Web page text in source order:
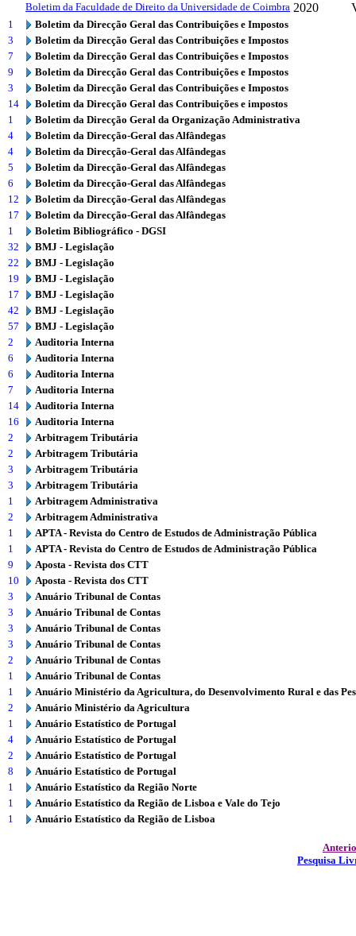
Boletim da Faculdade de Direito da Universidade de Coimbra 2020
1
Boletim da Direcção Geral das Contribuições e Impostos
3
Boletim da Direcção Geral das Contribuições e Impostos
7
Boletim da Direcção Geral das Contribuições e Impostos
9
Boletim da Direcção Geral das Contribuições e Impostos
3
Boletim da Direcção Geral das Contribuições e Impostos
14
Boletim da Direcção Geral das Contribuições e impostos
1
Boletim da Direcção Geral da Organização Administrativa
4
Boletim da Direcção-Geral das Alfândegas
4
Boletim da Direcção-Geral das Alfândegas
5
Boletim da Direcção-Geral das Alfândegas
6
Boletim da Direcção-Geral das Alfândegas
12
Boletim da Direcção-Geral das Alfândegas
17
Boletim da Direcção-Geral das Alfândegas
1
Boletim Bibliográfico - DGSI
32
BMJ - Legislação
22
BMJ - Legislação
19
BMJ - Legislação
17
BMJ - Legislação
42
BMJ - Legislação
57
BMJ - Legislação
2
Auditoria Interna
6
Auditoria Interna
6
Auditoria Interna
7
Auditoria Interna
14
Auditoria Interna
16
Auditoria Interna
2
Arbitragem Tributária
2
Arbitragem Tributária
3
Arbitragem Tributária
3
Arbitragem Tributária
1
Arbitragem Administrativa
2
Arbitragem Administrativa
1
APTA - Revista do Centro de Estudos de Administração Pública
1
APTA - Revista do Centro de Estudos de Administração Pública
9
Aposta - Revista dos CTT
10
Aposta - Revista dos CTT
3
Anuário Tribunal de Contas
3
Anuário Tribunal de Contas
3
Anuário Tribunal de Contas
3
Anuário Tribunal de Contas
2
Anuário Tribunal de Contas
1
Anuário Tribunal de Contas
1
Anuário Ministério da Agricultura, do Desenvolvimento Rural e das
2
Anuário Ministério da Agricultura
1
Anuário Estatístico de Portugal
4
Anuário Estatístico de Portugal
2
Anuário Estatístico de Portugal
8
Anuário Estatístico de Portugal
1
Anuário Estatístico da Região Norte
1
Anuário Estatístico da Região de Lisboa e Vale do Tejo
1
Anuário Estatístico da Região de Lisboa
Pesquisa